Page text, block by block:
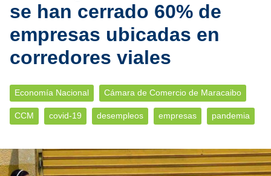
se han cerrado 60% de
empresas ubicadas en
corredores viales
Economía Nacional Cámara de Comercio de Maracaibo
CCM covid-19 desempleos empresas pandemia